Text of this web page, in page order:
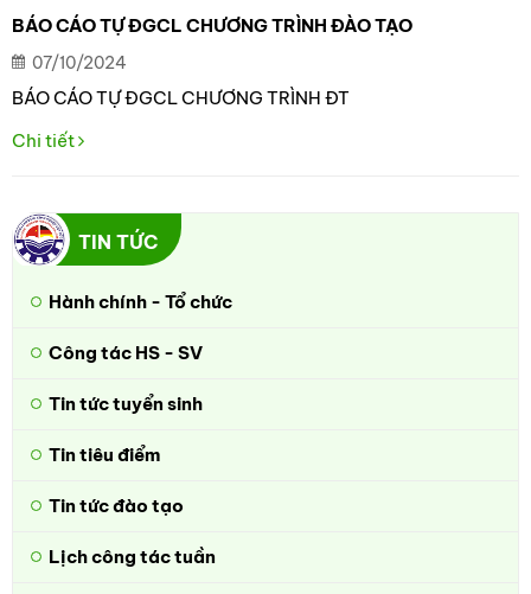
BÁO CÁO TỰ ĐGCL CHƯƠNG TRÌNH ĐÀO TẠO
07/10/2024
BÁO CÁO TỰ ĐGCL CHƯƠNG TRÌNH ĐT
Chi tiết
TIN TỨC
Hành chính - Tổ chức
Công tác HS - SV
Tin tức tuyển sinh
Tin tiêu điểm
Tin tức đào tạo
Lịch công tác tuần